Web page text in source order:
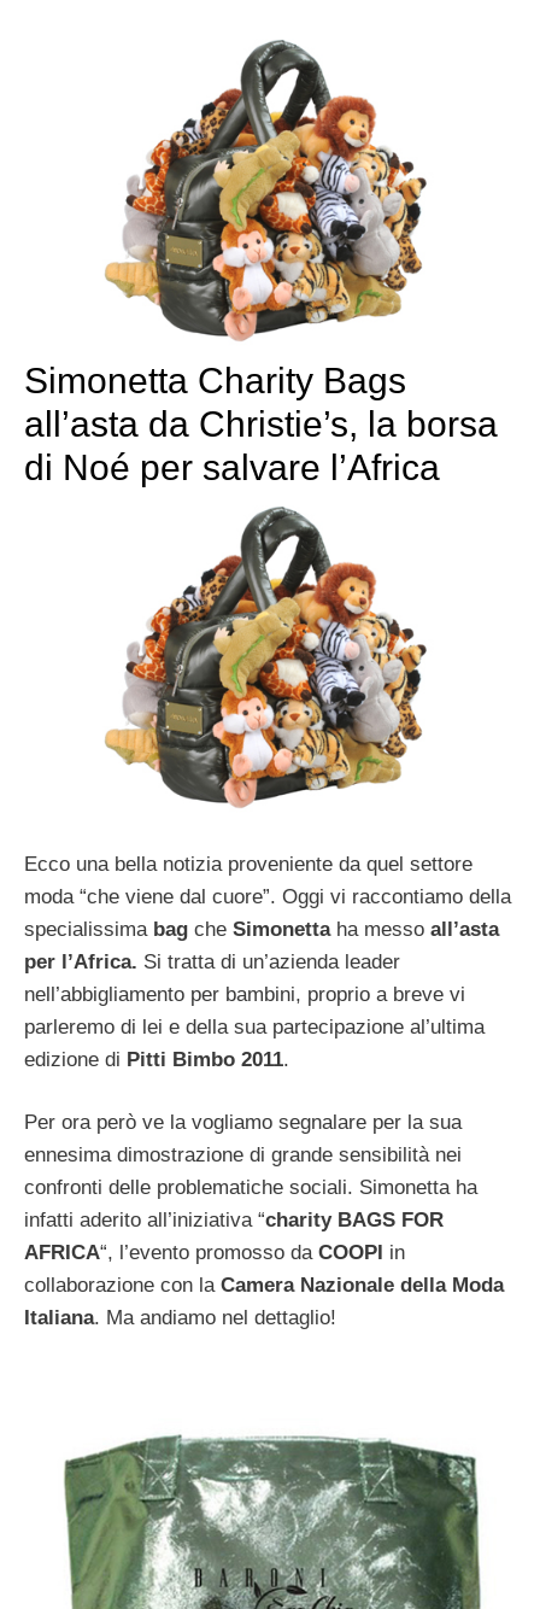
Simonetta Charity Bags
all’asta da Christie’s, la borsa
di Noé per salvare l’Africa
Ecco una bella notizia proveniente da quel settore
moda “che viene dal cuore”. Oggi vi raccontiamo della
specialissima bag che Simonettaha messo all’asta
per l’Africa. Si tratta di un’azienda leader
nell’abbigliamento per bambini, proprio a breve vi
parleremo di lei e della sua partecipazione al’ultima
edizione di Pitti Bimbo 2011.
Per ora però ve la vogliamo segnalare per la sua
ennesima dimostrazione di grande sensibilità nei
confronti delle problematiche sociali. Simonetta ha
infatti aderito all’iniziativa “charity BAGS FOR
AFRICA“, l’evento promosso da COOPI in
collaborazione con la Camera Nazionale della Moda
Italiana. Ma andiamo nel dettaglio!